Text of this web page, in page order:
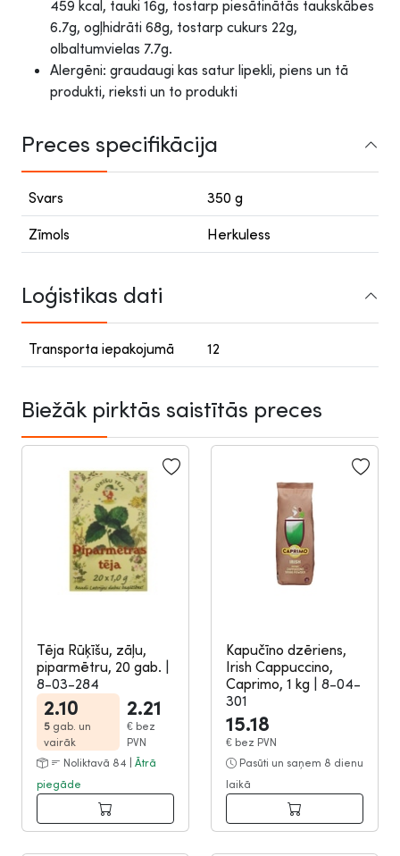
459 kcal, tauki 16g, tostarp piesātinātās taukskābes
6.7g, ogļhidrāti 68g, tostarp cukurs 22g,
olbaltumvielas 7.7g.
Alergēni: graudaugi kas satur lipekli, piens un tā
produkti, rieksti un to produkti
Preces specifikācija
Svars 350 g
Zīmols Herkuless
Loģistikas dati
Transporta iepakojumā 12
Biežāk pirktās saistītās preces
Tēja Rūķīšu, zāļu,
piparmētru, 20 gab.
8-03-284
2.10
5 gab. un
vairāk
2.21
€ bez
PVN
Noliktavā 84 | Ātrā
piegāde
Kapučīno dzēriens,
Irish Cappuccino,
Caprimo, 1 kg
8-04-
301
15.18
€ bez PVN
Pasūti un saņem 8 dienu
laikā